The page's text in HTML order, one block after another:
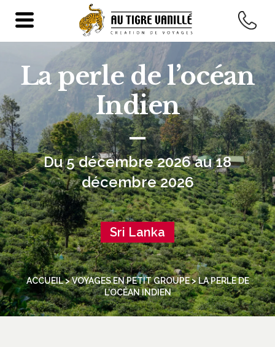
La perle de l’océan
Indien
Du 5 décembre 2026 au 18
décembre 2026
Sri Lanka
ACCUEIL>VOYAGES EN PETIT GROUPE> LA PERLE DE
L’OCÉAN INDIEN